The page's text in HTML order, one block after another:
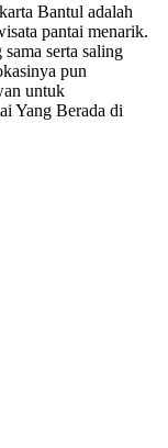
Bantul adalah
pantai menarik.
serta saling
pun
untuk
Yang Berada di